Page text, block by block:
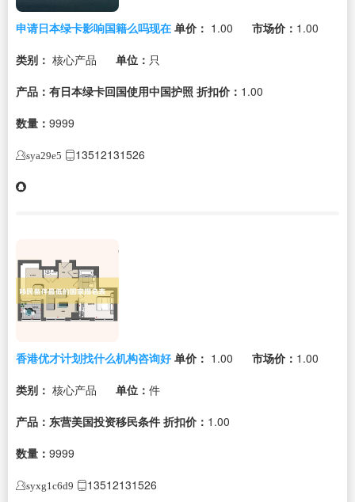
申请日本绿卡影响国籍么吗现在 单价： 1.00 市场价： 1.00
类别： 核心产品 单位： 只
产品：有日本绿卡回国使用中国护照 折扣价： 1.00
数量： 9999
sya29e5 13512131526
香港优才计划找什么机构咨询好 单价： 1.00 市场价： 1.00
类别： 核心产品 单位： 件
产品：东营美国投资移民条件 折扣价： 1.00
数量： 9999
syxg1c6d9 13512131526